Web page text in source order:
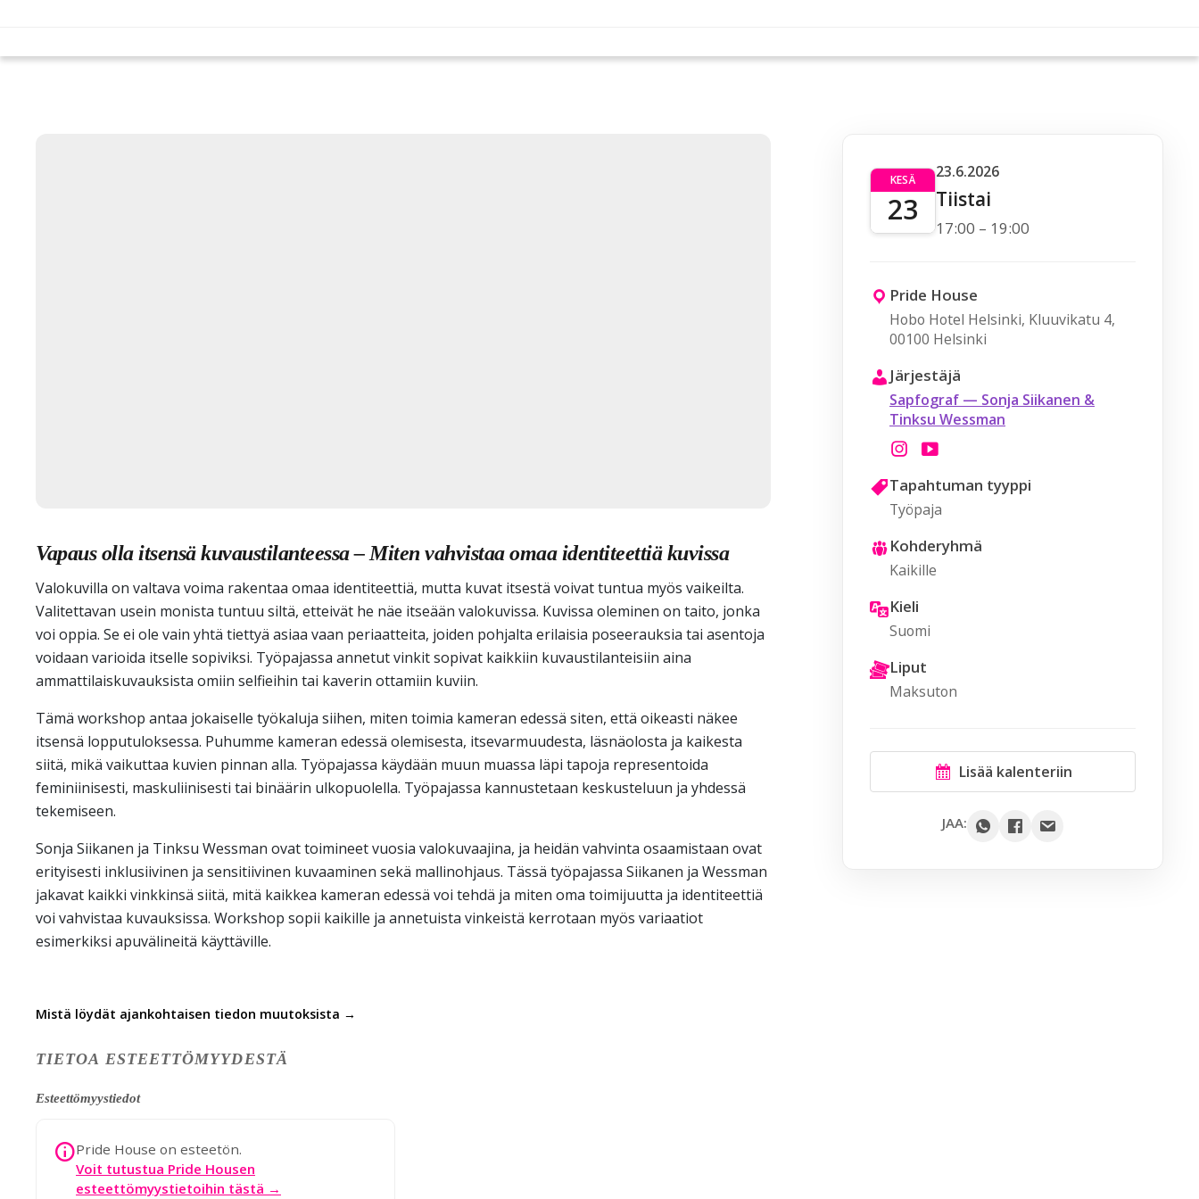
Vapaus olla itsensä kuvaustilanteessa – Miten vahvistaa omaa identiteettiä kuvissa
Valokuvilla on valtava voima rakentaa omaa identiteettiä, mutta kuvat itsestä voivat tuntua myös vaikeilta.
Valitettavan usein monista tuntuu siltä, etteivät he näe itseään valokuvissa. Kuvissa oleminen on taito, jonka
voi oppia. Se ei ole vain yhtä tiettyä asiaa vaan periaatteita, joiden pohjalta erilaisia poseerauksia tai asentoja
voidaan varioida itselle sopiviksi. Työpajassa annetut vinkit sopivat kaikkiin kuvaustilanteisiin aina
ammattilaiskuvauksista omiin selfieihin tai kaverin ottamiin kuviin.
Tämä workshop antaa jokaiselle työkaluja siihen, miten toimia kameran edessä siten, että oikeasti näkee
itsensä lopputuloksessa. Puhumme kameran edessä olemisesta, itsevarmuudesta, läsnäolosta ja kaikesta
siitä, mikä vaikuttaa kuvien pinnan alla. Työpajassa käydään muun muassa läpi tapoja representoida
feminiinisesti, maskuliinisesti tai binäärin ulkopuolella. Työpajassa kannustetaan keskusteluun ja yhdessä
tekemiseen.
Sonja Siikanen ja Tinksu Wessman ovat toimineet vuosia valokuvaajina, ja heidän vahvinta osaamistaan ovat
erityisesti inklusiivinen ja sensitiivinen kuvaaminen sekä mallinohjaus. Tässä työpajassa Siikanen ja Wessman
jakavat kaikki vinkkinsä siitä, mitä kaikkea kameran edessä voi tehdä ja miten oma toimijuutta ja identiteettiä
voi vahvistaa kuvauksissa. Workshop sopii kaikille ja annetuista vinkeistä kerrotaan myös variaatiot
esimerkiksi apuvälineitä käyttäville.
Mistä löydät ajankohtaisen tiedon muutoksista →
TIETOA ESTEETTÖMYYDESTÄ
Esteettömyystiedot
Pride House on esteetön.
Voit tutustua Pride Housen
esteettömyystietoihin tästä →
KESÄ
23
23.6.2026
Tiistai
17:00 – 19:00
Pride House
Hobo Hotel Helsinki, Kluuvikatu 4,
00100 Helsinki
Järjestäjä
Sapfograf — Sonja Siikanen &
Tinksu Wessman
Tapahtuman tyyppi
Työpaja
Kohderyhmä
Kaikille
Kieli
Suomi
Liput
Maksuton
Lisää kalenteriin
JAA: